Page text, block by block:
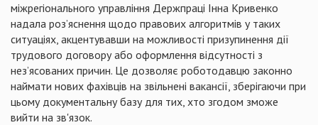
міжрегіонального управління Держпраці Інна Кривенко
надала роз’яснення щодо правових алгоритмів у таких
ситуаціях, акцентувавши на можливості призупинення дії
трудового договору або оформлення відсутності з
нез’ясованих причин. Це дозволяє роботодавцю законно
наймати нових фахівців на звільнені вакансії, зберігаючи при
цьому документальну базу для тих, хто згодом зможе
вийти на зв'язок.